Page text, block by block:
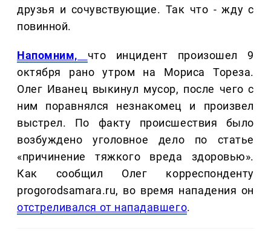
друзья и сочувствующие. Так что - жду с
повинной.
Напомним, что инцидент произошел 9
октября рано утром на Мориса Тореза.
Олег Иванец выкинул мусор, после чего с
ним поравнялся незнакомец и произвел
выстрел. По факту происшествия было
возбуждено уголовное дело по статье
«причинение тяжкого вреда здоровью».
Как сообщил Олег корреспонденту
progorodsamara.ru, во время нападения он
отстреливался от нападавшего.